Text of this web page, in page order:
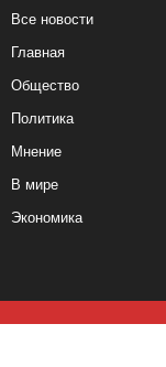
Все новости
Главная
Общество
Политика
Мнение
В мире
Экономика